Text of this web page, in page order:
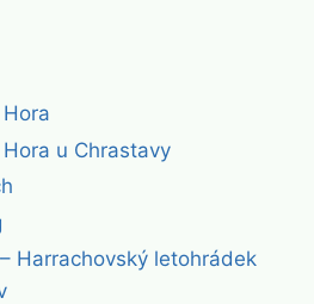
u Chrastavy
Harrachovský letohrádek